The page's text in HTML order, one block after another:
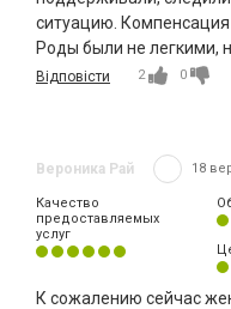
ситуацию.
Роды были не легкими,
Відповісти 2 0
Вероника Рай 18
Качество
предоставляемых
услуг
К сожалению сейчас